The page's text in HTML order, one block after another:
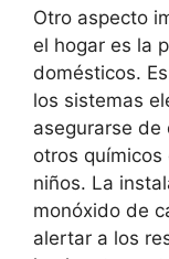
Otro aspecto
el hogar es la
domésticos.
los sistemas
asegurarse de
otros
niños. La
monóxido de
alertar a los